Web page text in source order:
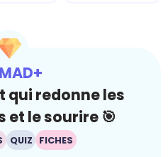
qui redonne les
et le sourire 🎯
QUIZ FICHES